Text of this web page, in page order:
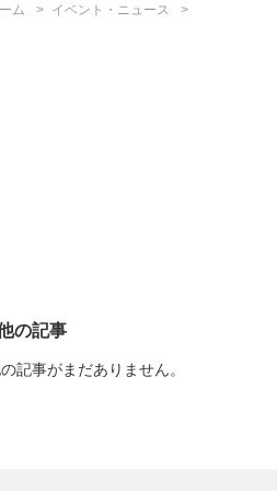
ム イベント・ニュース
の記事
記事がまだありません。